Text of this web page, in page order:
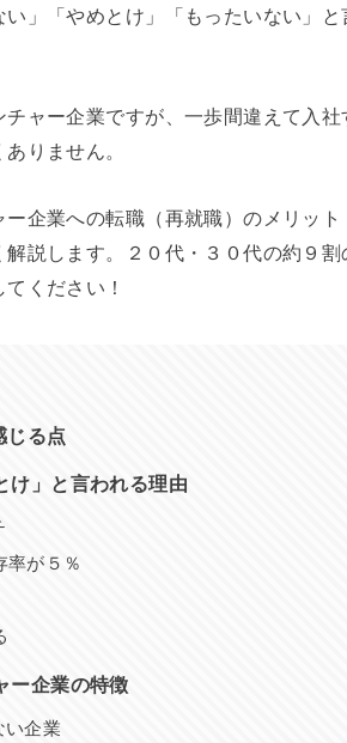
」「やめとけ」「もったいない」と
ャー企業ですが、一歩間違えて入社
りません。
企業への転職（再就職）のメリッ
説します。２０代・３０代の約９割
ください！
じる点
け」と言われる理由
率が５％
ー企業の特徴
い企業